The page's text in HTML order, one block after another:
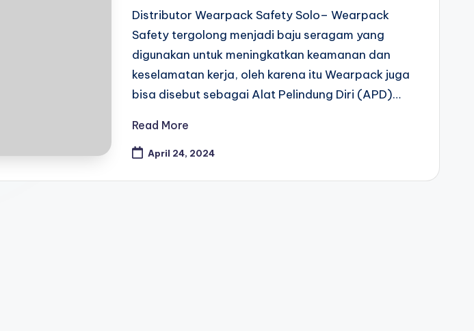
Distributor Wearpack Safety Solo– Wearpack
Safety tergolong menjadi baju seragam yang
digunakan untuk meningkatkan keamanan dan
keselamatan kerja, oleh karena itu Wearpack juga
bisa disebut sebagai Alat Pelindung Diri (APD)…
Read More
April 24, 2024